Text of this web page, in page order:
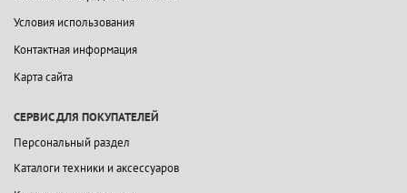
Условия использования
Контактная информация
Карта сайта
СЕРВИС ДЛЯ ПОКУПАТЕЛЕЙ
Персональный раздел
Каталоги техники и аксессуаров